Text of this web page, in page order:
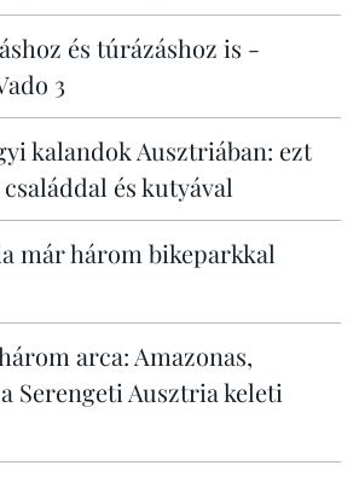
és túrázáshoz is -
3
kalandok Ausztriában: ezt
és kutyával
már három bikeparkkal
arca: Amazonas,
Serengeti Ausztria keleti